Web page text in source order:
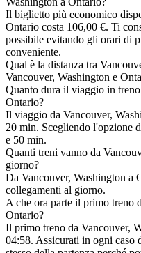
Il biglietto più economico
Ontario costa 106,00 €. Ti
possibile evitando gli orari di
conveniente.
Qual è la distanza tra
Vancouver, Washington e
Quanto dura il viaggio in
Ontario?
Il viaggio da Vancouver,
20 min. Scegliendo l'opzione
e 50 min.
Quanti treni vanno da
giorno?
Da Vancouver, Washington a
collegamenti al giorno.
A che ora parte il primo treno
Ontario?
Il primo treno da Vancouver,
04:58. Assicurati in ogni